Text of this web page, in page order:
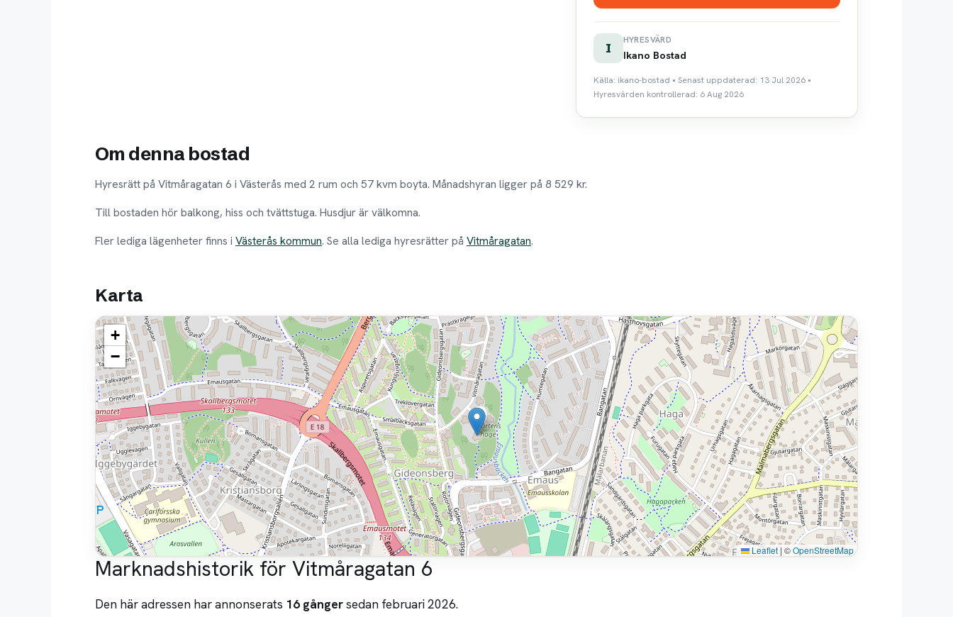
I
HYRESVÄRD
Ikano Bostad
Källa: ikano-bostad • Senast uppdaterad: 13 Jul 2026 •
Hyresvärden kontrollerad: 6 Aug 2026
Om denna bostad
Hyresrätt på Vitmåragatan 6 i Västerås med 2 rum och 57 kvm boyta. Månadshyran ligger på 8 529 kr.
Till bostaden hör balkong, hiss och tvättstuga. Husdjur är välkomna.
Fler lediga lägenheter finns i Västerås kommun. Se alla lediga hyresrätter på Vitmåragatan.
Karta
+
−
Leaflet | ©OpenStreetMap
Marknadshistorik för Vitmåragatan 6
Den här adressen har annonserats 16 gångersedan februari 2026.